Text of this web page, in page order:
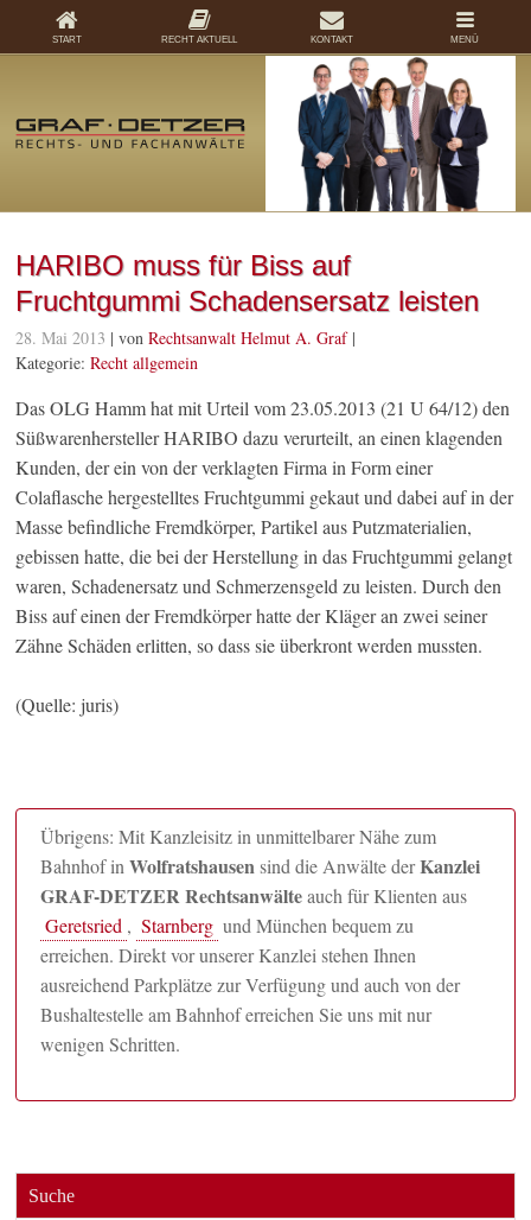
HARIBO muss für Biss auf
Fruchtgummi Schadensersatz leisten
28. Mai 2013 | vonRechtsanwalt Helmut A. Graf|
Kategorie:Recht allgemein
Das OLG Hamm hat mit Urteil vom 23.05.2013 (21 U 64/12) den
Süßwarenhersteller HARIBO dazu verurteilt, an einen klagenden
Kunden, der ein von der verklagten Firma in Form einer
Colaflasche hergestelltes Fruchtgummi gekaut und dabei auf in der
Masse befindliche Fremdkörper, Partikel aus Putzmaterialien,
gebissen hatte, die bei der Herstellung in das Fruchtgummi gelangt
waren, Schadenersatz und Schmerzensgeld zu leisten. Durch den
Biss auf einen der Fremdkörper hatte der Kläger an zwei seiner
Zähne Schäden erlitten, so dass sie überkront werden mussten.
(Quelle: juris)
Übrigens: Mit Kanzleisitz in unmittelbarer Nähe zum
Bahnhof inWolfratshausensind die Anwälte derKanzlei
GRAF-DETZER Rechtsanwälteauch für Klienten aus
Geretsried , Starnberg und München bequem zu
erreichen. Direkt vor unserer Kanzlei stehen Ihnen
ausreichend Parkplätze zur Verfügung und auch von der
Bushaltestelle am Bahnhof erreichen Sie uns mit nur
wenigen Schritten.
Suche
START RECHT AKTUELL KONTAKT MENÜ